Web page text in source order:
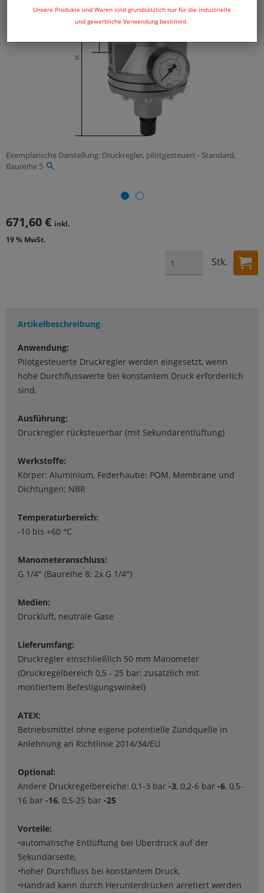
Unsere Produkte und Waren sind grundsätzlich nur für die industrielle
und gewerbliche Verwendung bestimmt.
Exemplarische Darstellung: Druckregler, pilotgesteuert - Standard,
Baureihe 5
671,60 € inkl.
19 % MwSt.
Stk.
Artikelbeschreibung
Anwendung:
Pilotgesteuerte Druckregler werden eingesetzt, wenn
hohe Durchflusswerte bei konstantem Druck erforderlich
sind.
Ausführung:
Druckregler rücksteuerbar (mit Sekundärentlüftung)
Werkstoffe:
Körper: Aluminium, Federhaube: POM, Membrane und
Dichtungen: NBR
Temperaturbereich:
-10 bis +60 °C
Manometeranschluss:
G 1/4" (Baureihe 8: 2x G 1/4")
Medien:
Druckluft, neutrale Gase
Lieferumfang:
Druckregler einschließlich 50 mm Manometer
(Druckregelbereich 0,5 - 25 bar: zusätzlich mit
montiertem Befestigungswinkel)
ATEX:
Betriebsmittel ohne eigene potentielle Zündquelle in
Anlehnung an Richtlinie 2014/34/EU
Optional:
Andere Druckregelbereiche: 0,1-3 bar -3, 0,2-6 bar -6, 0,5-
16 bar -16, 0,5-25 bar -25
Vorteile:
•automatische Entlüftung bei Überdruck auf der
Sekundärseite,
•hoher Durchfluss bei konstantem Druck,
•Handrad kann durch Herunterdrücken arretiert werden